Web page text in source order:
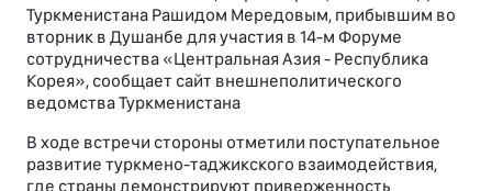
Туркменистана Рашидом Мередовым, прибывшим во
вторник в Душанбе для участия в 14-м Форуме
сотрудничества «Центральная Азия - Республика
Корея», сообщает сайт внешнеполитического
ведомства Туркменистана
В ходе встречи стороны отметили поступательное
развитие туркмено-таджикского взаимодействия,
где страны демонстрируют приверженность